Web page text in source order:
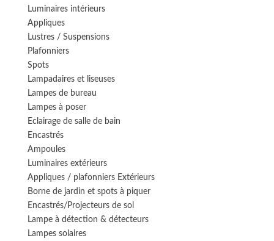
Luminaires intérieurs
Appliques
Lustres / Suspensions
Plafonniers
Spots
Lampadaires et liseuses
Lampes de bureau
Lampes à poser
Eclairage de salle de bain
Encastrés
Ampoules
Luminaires extérieurs
Appliques / plafonniers Extérieurs
Borne de jardin et spots à piquer
Encastrés/Projecteurs de sol
Lampe à détection & détecteurs
Lampes solaires